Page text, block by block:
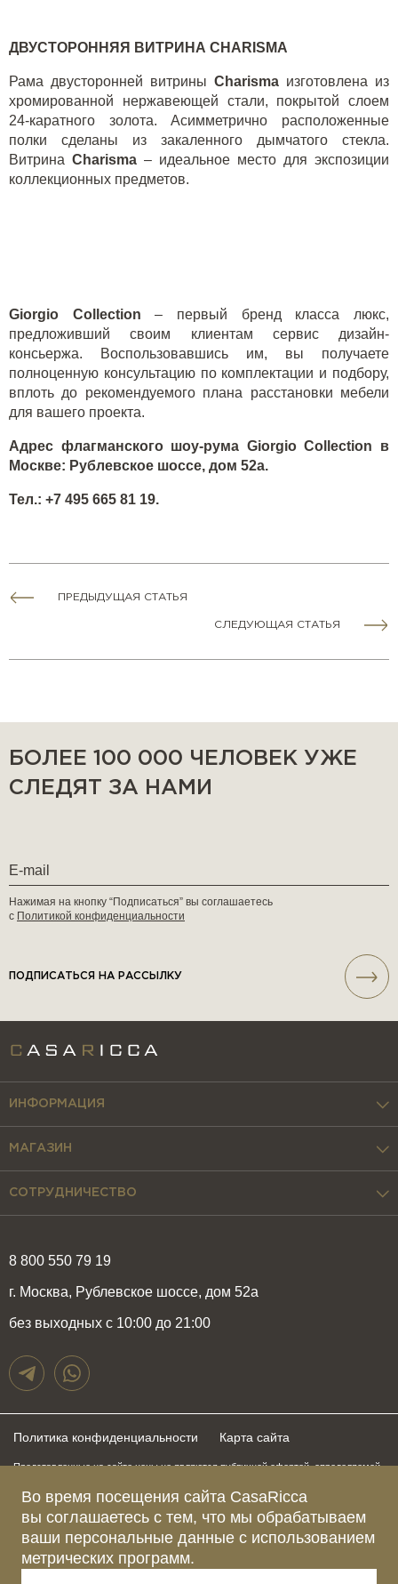
ДВУСТОРОННЯЯ ВИТРИНА CHARISMA
Рама двусторонней витрины Charisma изготовлена из
хромированной нержавеющей стали, покрытой слоем
24-каратного золота. Асимметрично расположенные
полки сделаны из закаленного дымчатого стекла.
Витрина Charisma – идеальное место для экспозиции
коллекционных предметов.
Giorgio Collection
– первый бренд класса люкс,
предложивший своим клиентам сервис дизайн-
консьержа. Воспользовавшись им, вы получаете
полноценную консультацию по комплектации и подбору,
вплоть до рекомендуемого плана расстановки мебели
для вашего проекта.
Адрес флагманского шоу-рума Giorgio Collection в
Москве: Рублевское шоссе, дом 52а.
Тел.: +7 495 665 81 19.
ПРЕДЫДУЩАЯ СТАТЬЯ
СЛЕДУЮЩАЯ СТАТЬЯ
Во время посещения сайта CasaRicca
вы соглашаетесь с тем, что мы обрабатываем
ваши персональные данные с использованием
метрических программ.
БОЛЕЕ 100 000 ЧЕЛОВЕК УЖЕ
СЛЕДЯТ ЗА НАМИ
Нажимая на кнопку “Подписаться” вы соглашаетесь
с Политикой конфиденциальности
ПОДПИСАТЬСЯ НА РАССЫЛКУ
8 800 550 79 19
г. Москва, Рублевское шоссе, дом 52а
без выходных с 10:00 до 21:00
ИНФОРМАЦИЯ
МАГАЗИН
СОТРУДНИЧЕСТВО
Политика конфиденциальности Карта сайта
Представленные на сайте цены не являются публичной офертой, определяемой
быть изменены в любое время без предупреждения. Для получения актуальной и
подробной информации о стоимости, сроках и условиях поставки просьба
обращаться к менеджерам по указанным выше телефонам
Зарегистрированное название компании